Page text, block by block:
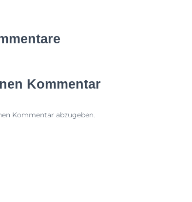
Kommentar
Kommentar abzugeben.